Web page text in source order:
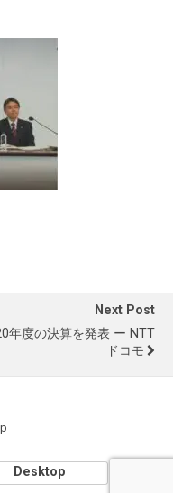
Next Post
年度の決算を発表 ー NTT
ドコモ
Desktop